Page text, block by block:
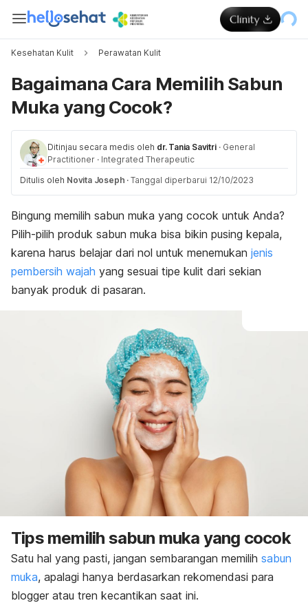
Kesehatan Kulit Perawatan Kulit
Bagaimana Cara Memilih Sabun
Muka yang Cocok?
Ditinjau secara medis oleh dr. Tania Savitri · General
Practitioner · Integrated Therapeutic
Ditulis oleh Novita Joseph · Tanggal diperbarui 12/10/2023
Bingung memilih sabun muka yang cocok untuk Anda?
Pilih-pilih produk sabun muka bisa bikin pusing kepala,
karena harus belajar dari nol untuk menemukan jenis
pembersih wajah yang sesuai tipe kulit dari sekian
banyak produk di pasaran.
Tips memilih sabun muka yang cocok
Satu hal yang pasti, jangan sembarangan memilih sabun
muka, apalagi hanya berdasarkan rekomendasi para
blogger atau tren kecantikan saat ini.